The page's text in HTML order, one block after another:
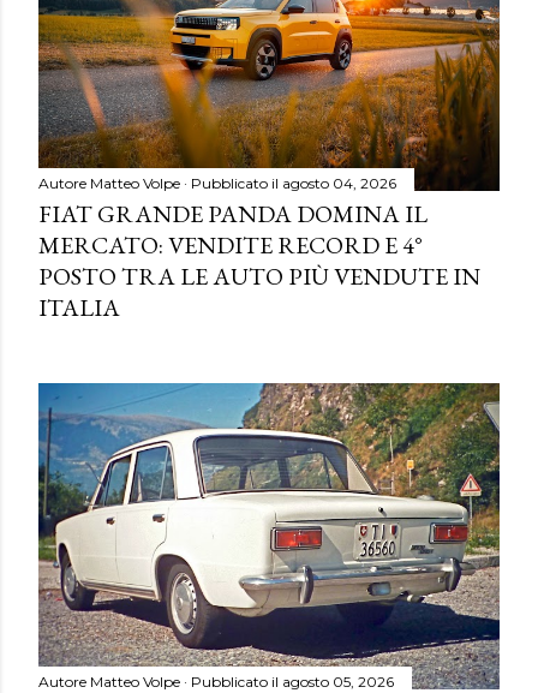
Autore Matteo Volpe Pubblicato il agosto 04, 2026
FIAT GRANDE PANDA DOMINA IL
MERCATO: VENDITE RECORD E 4°
POSTO TRA LE AUTO PIÙ VENDUTE IN
ITALIA
Autore Matteo Volpe Pubblicato il agosto 05, 2026